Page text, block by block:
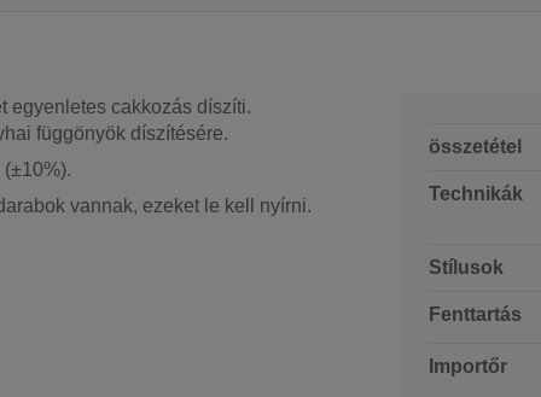
egyenletes cakkozás díszíti.
függönyök díszítésére.
vannak, ezeket le kell nyírni.
összetétel
Technikák
Stílusok
Fenttartás
Importőr